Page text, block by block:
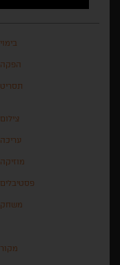
בימוי
הפקה
תסריט
צילום
עריכה
מוזיקה
פסטיבלים
משחק
מקור